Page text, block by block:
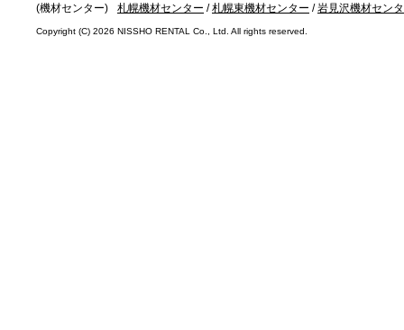
(機材センター) 札幌機材センター /札幌東機材センター /岩見沢機材セン
Copyright (C) 2026 NISSHO RENTAL Co., Ltd. All rights reserved.